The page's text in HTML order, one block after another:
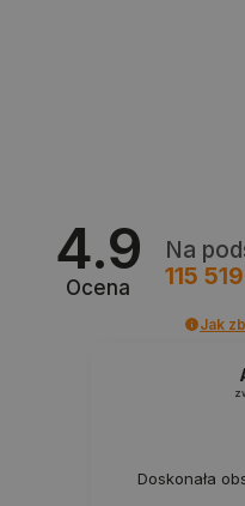
4.9
Ocena
Na
115 519
Jak
Doskonała